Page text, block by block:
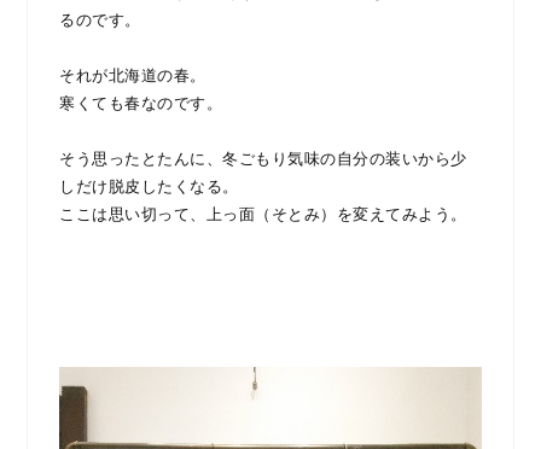
るのです。
それが北海道の春。
寒くても春なのです。
そう思ったとたんに、冬ごもり気味の自分の装いから少
しだけ脱皮したくなる。
ここは思い切って、上っ面（そとみ）を変えてみよう。